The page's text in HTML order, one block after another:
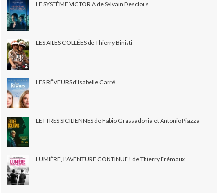
LE SYSTÈME VICTORIA de Sylvain Desclous
LES AILES COLLÉES de Thierry Binisti
LES RÊVEURS d'Isabelle Carré
LETTRES SICILIENNES de Fabio Grassadonia et Antonio Piazza
LUMIÈRE, L'AVENTURE CONTINUE ! de Thierry Frémaux